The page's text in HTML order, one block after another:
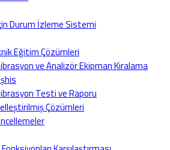
Durum İzleme Sistemi
Eğitim Çözümleri
ve Analizör Ekipman Kiralama
Testi ve Raporu
Çözümleri